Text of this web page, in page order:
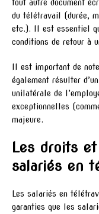
tout autre document
du télétravail (durée,
etc.). Il est essentiel
conditions de retour à
Il est important de
également résulter
unilatérale de
exceptionnelles
majeure.
Les droits
salariés en
Les salariés en
garanties que les